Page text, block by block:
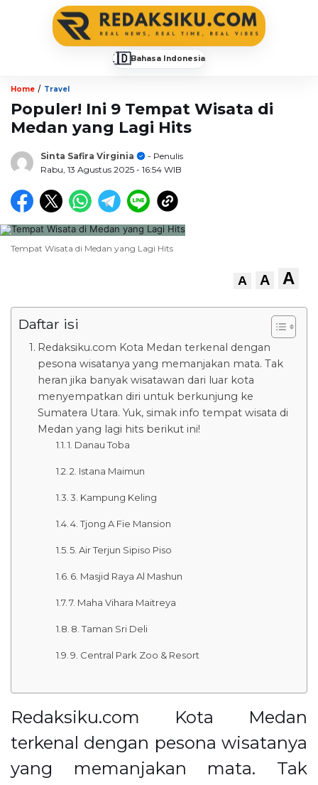
🇮🇩Bahasa Indonesia
Home / Travel
Populer! Ini 9 Tempat Wisata di
Medan yang Lagi Hits
Sinta Safira Virginia
- Penulis
Rabu, 13 Agustus 2025 - 16:54 WIB
Tempat Wisata di Medan yang Lagi Hits
A A A
Daftar isi
Redaksiku.com Kota Medan terkenal dengan
pesona wisatanya yang memanjakan mata. Tak
heran jika banyak wisatawan dari luar kota
menyempatkan diri untuk berkunjung ke
Sumatera Utara. Yuk, simak info tempat wisata di
Medan yang lagi hits berikut ini!
1. Danau Toba
2. Istana Maimun
3. Kampung Keling
4. Tjong A Fie Mansion
5. Air Terjun Sipiso Piso
6. Masjid Raya Al Mashun
7. Maha Vihara Maitreya
8. Taman Sri Deli
9. Central Park Zoo & Resort
Redaksiku.com Kota Medan
terkenal dengan pesona wisatanya
yang memanjakan mata. Tak